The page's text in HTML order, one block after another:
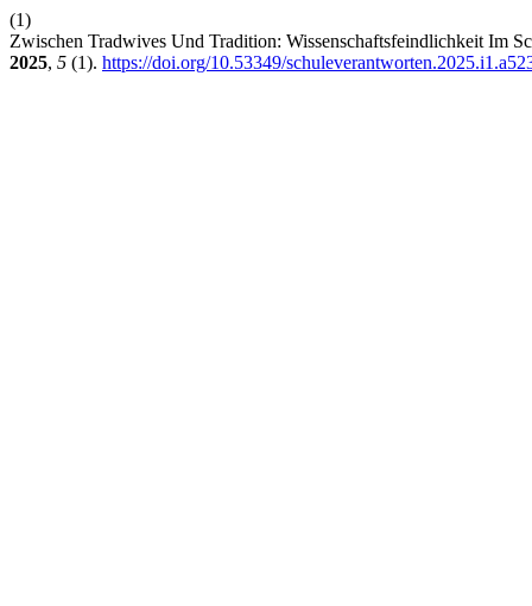
(1)
Zwischen Tradwives Und Tradition: Wissenschaftsfeindlichkeit Im
2025, 5 (1). https://doi.org/10.53349/